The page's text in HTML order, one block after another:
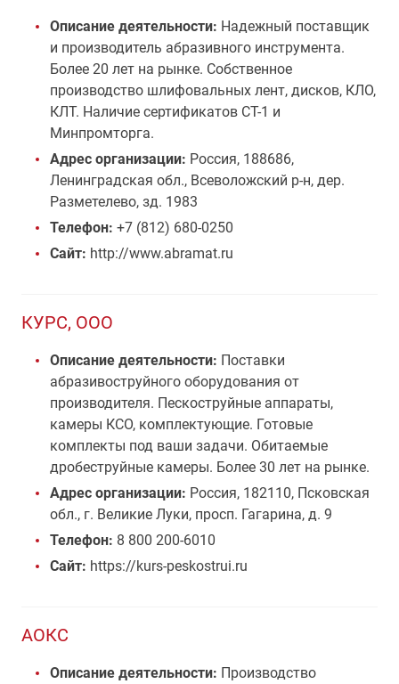
Описание деятельности: Надежный поставщик
и производитель абразивного инструмента.
Более 20 лет на рынке. Собственное
производство шлифовальных лент, дисков, КЛО,
КЛТ. Наличие сертификатов СТ-1 и
Минпромторга.
Адрес организации: Россия, 188686,
Ленинградская обл., Всеволожский р-н, дер.
Разметелево, зд. 1983
Телефон: +7 (812) 680-0250
Сайт: http://www.abramat.ru
КУРС, ООО
Описание деятельности: Поставки
абразивоструйного оборудования от
производителя. Пескоструйные аппараты,
камеры КСО, комплектующие. Готовые
комплекты под ваши задачи. Обитаемые
дробеструйные камеры. Более 30 лет на рынке.
Адрес организации: Россия, 182110, Псковская
обл., г. Великие Луки, просп. Гагарина, д. 9
Телефон: 8 800 200-6010
Сайт: https://kurs-peskostrui.ru
АОКС
Описание деятельности: Производство